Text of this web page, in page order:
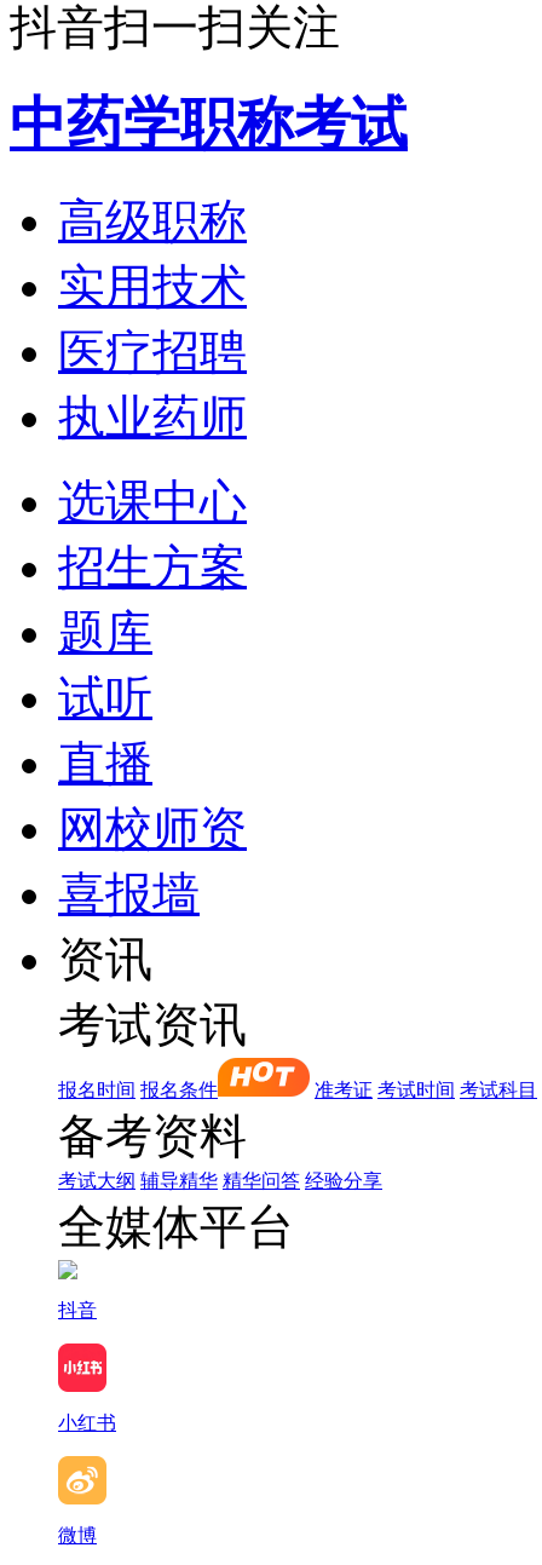
抖音扫一扫关注
中药学职称考试
高级职称
实用技术
医疗招聘
执业药师
选课中心
招生方案
题库
试听
直播
网校师资
喜报墙
资讯
考试资讯
报名时间 报名条件 准考证 考试时间 考试科目
备考资料
考试大纲 辅导精华 精华问答 经验分享
全媒体平台
抖音
小红书
微博